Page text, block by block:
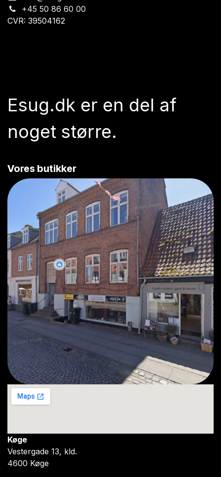
+45 50 86 60 00
CVR: 39504162
Esug.dk er en del af
noget større.
Vores butikker
Køge
Vestergade 13, kld.
4600 Køge